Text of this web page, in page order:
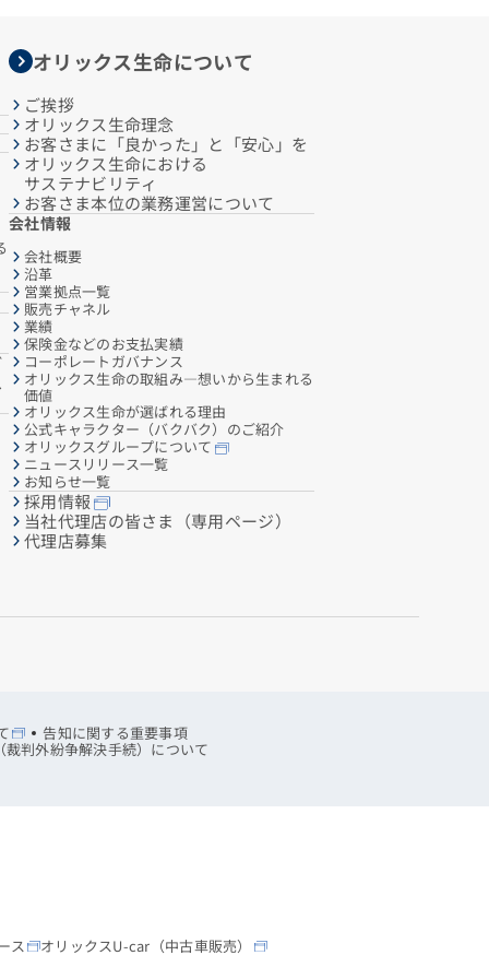
オリックス生命について
ご挨拶
オリックス生命理念
お客さまに「良かった」と「安心」を
オリックス生命における
サステナビリティ
お客さま本位の業務運営について
会社情報
会社概要
沿革
営業拠点一覧
販売チャネル
業績
保険金などのお支払実績
コーポレートガバナンス
オリックス生命の取組み―想いから生まれる
価値
オリックス生命が選ばれる理由
公式キャラクター（バクバク）のご紹介
オリックスグループについて
ニュースリリース一覧
お知らせ一覧
採用情報
当社代理店の皆さま（専用ページ）
代理店募集
告知に関する重要事項
裁判外紛争解決手続）について
ス オリックスU-car（中古車販売）